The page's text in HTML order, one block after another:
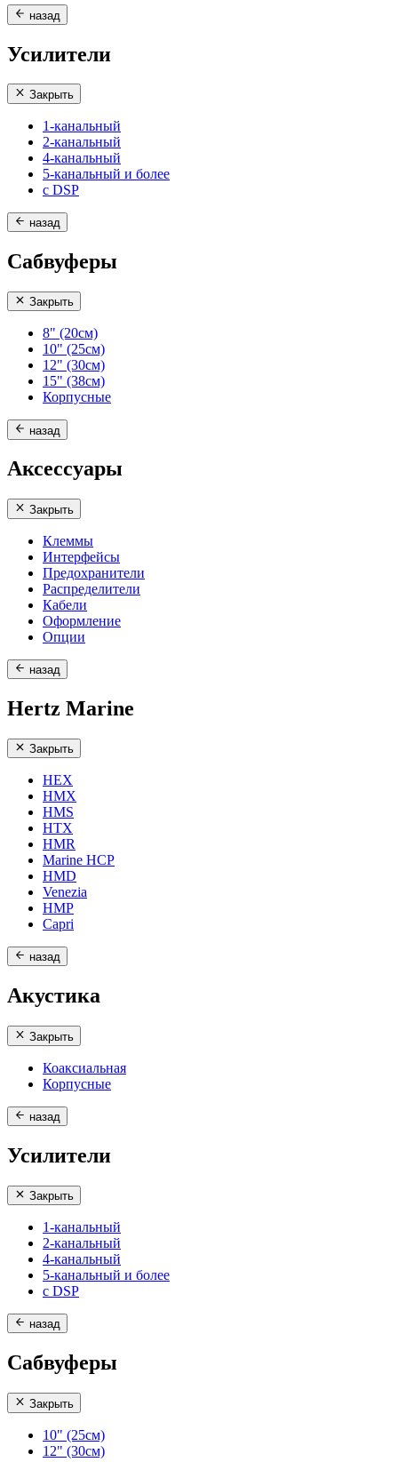
назад
Усилители
Закрыть
1-канальный
2-канальный
4-канальный
5-канальный и более
с DSP
назад
Сабвуферы
Закрыть
8" (20см)
10" (25см)
12" (30см)
15" (38см)
Корпусные
назад
Аксессуары
Закрыть
Клеммы
Интерфейсы
Предохранители
Распределители
Кабели
Оформление
Опции
назад
Hertz Marine
Закрыть
HEX
HMX
HMS
HTX
HMR
Marine HCP
HMD
Venezia
HMP
Capri
назад
Акустика
Закрыть
Коаксиальная
Корпусные
назад
Усилители
Закрыть
1-канальный
2-канальный
4-канальный
5-канальный и более
с DSP
назад
Сабвуферы
Закрыть
10" (25см)
12" (30см)